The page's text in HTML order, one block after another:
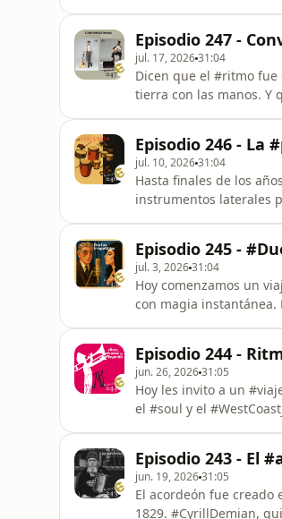
ya no quede memoria d
Episodio 247 -
jul. 17, 202631:04
Dicen que el #ritmo
tierra con las manos. Y
siguió. La hi
Episodio 246 - La
jul. 10, 202631:04
Hasta finales de los
instrumentos laterales
protagonistas del
Episodio 245 -
jul. 3, 202631:04
Hoy comenzamos un
con magia instantánea.
intimidad del #jazz,
Episodio 244 -
jun. 26, 202631:05
Hoy les invito a un
el #soul y el
sino también
Episodio 243 - El
jun. 19, 202631:05
El acordeón fue creado
1829. #CyrillDemian,